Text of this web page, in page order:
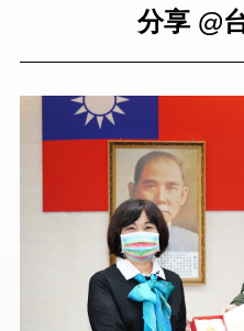
分享 @